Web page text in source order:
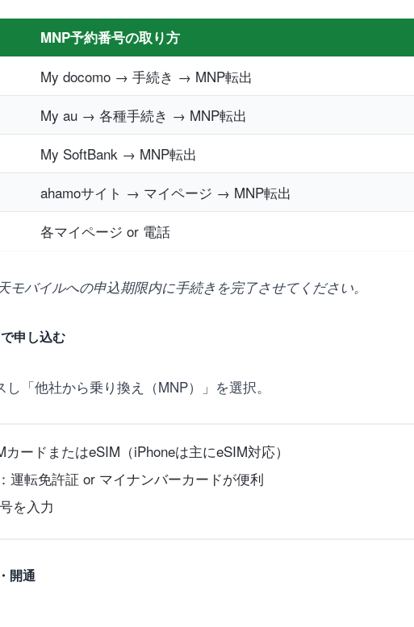
MNP予約番号の取り方
My docomo → 手続き → MNP転出
My au → 各種手続き → MNP転出
My SoftBank → MNP転出
ahamoサイト → マイページ → MNP転出
各マイページ or 電話
モバイルへの申込期限内に手続きを完了させてください。
申し込む
「他社から乗り換え（MNP）」を選択。
カードまたはeSIM（iPhoneは主にeSIM対応）
：運転免許証 or マイナンバーカードが便利
を入力
開通